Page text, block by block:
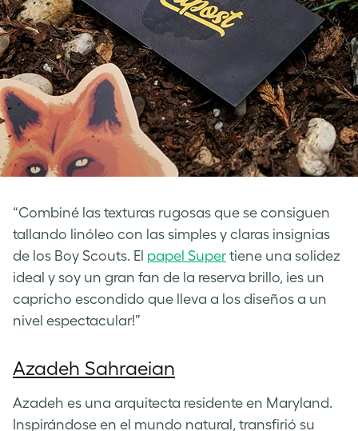
“Combiné las texturas rugosas que se consiguen
tallando linóleo con las simples y claras insignias
de los Boy Scouts. El papel Super tiene una solidez
ideal y soy un gran fan de la reserva brillo, ¡es un
capricho escondido que lleva a los diseños a un
nivel espectacular!”
Azadeh Sahraeian
Azadeh es una arquitecta residente en Maryland.
Inspirándose en el mundo natural, transfirió su